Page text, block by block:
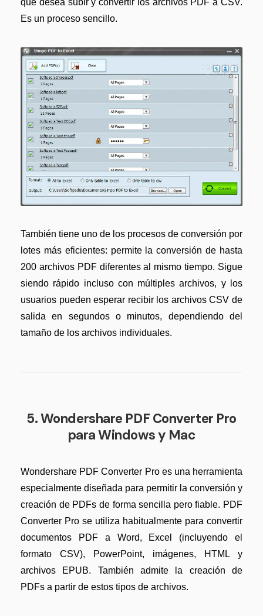
que desea subir y convertir los archivos PDF a CSV.
Es un proceso sencillo.
También tiene uno de los procesos de conversión por
lotes más eficientes: permite la conversión de hasta
200 archivos PDF diferentes al mismo tiempo. Sigue
siendo rápido incluso con múltiples archivos, y los
usuarios pueden esperar recibir los archivos CSV de
salida en segundos o minutos, dependiendo del
tamaño de los archivos individuales.
5. Wondershare PDF Converter Pro
para Windows y Mac
Wondershare PDF Converter Pro es una herramienta
especialmente diseñada para permitir la conversión y
creación de PDFs de forma sencilla pero fiable. PDF
Converter Pro se utiliza habitualmente para convertir
documentos PDF a Word, Excel (incluyendo el
formato CSV), PowerPoint, imágenes, HTML y
archivos EPUB. También admite la creación de
PDFs a partir de estos tipos de archivos.